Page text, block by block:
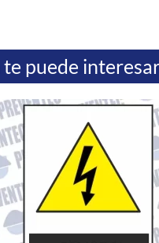
te puede